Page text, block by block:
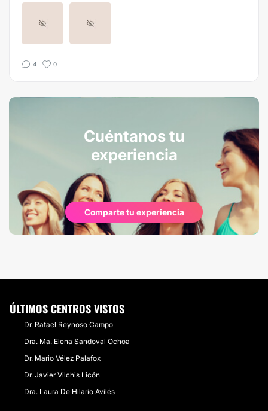
4 0
Cuéntanos tu
experiencia
Comparte tu experiencia
ÚLTIMOS CENTROS VISTOS
Dr. Rafael Reynoso Campo
Dra. Ma. Elena Sandoval Ochoa
Dr. Mario Vélez Palafox
Dr. Javier Vilchis Licón
Dra. Laura De Hilario Avilés